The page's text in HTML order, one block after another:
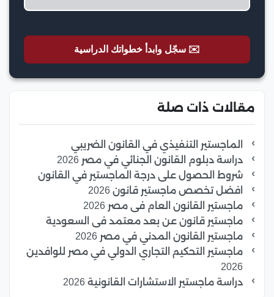
✉️ سجّل وابدأ خطواتك الدراسية
مقالات ذات صلة
الماجستير التنفيذي في القانون الضريبي
دراسة دبلوم القانون الجنائي في مصر 2026
شروط الحصول على درجة الماجستير في القانون
افضل تخصص ماجستير قانون 2026
ماجستير القانون العام فى مصر 2026
ماجستير قانون عن بعد معتمد فى السعودية
ماجستير القانون المدني في مصر 2026
ماجستير التحكيم التجاري الدولي في مصر للوافدين
2026
دراسة ماجستير الاستشارات القانونية 2026